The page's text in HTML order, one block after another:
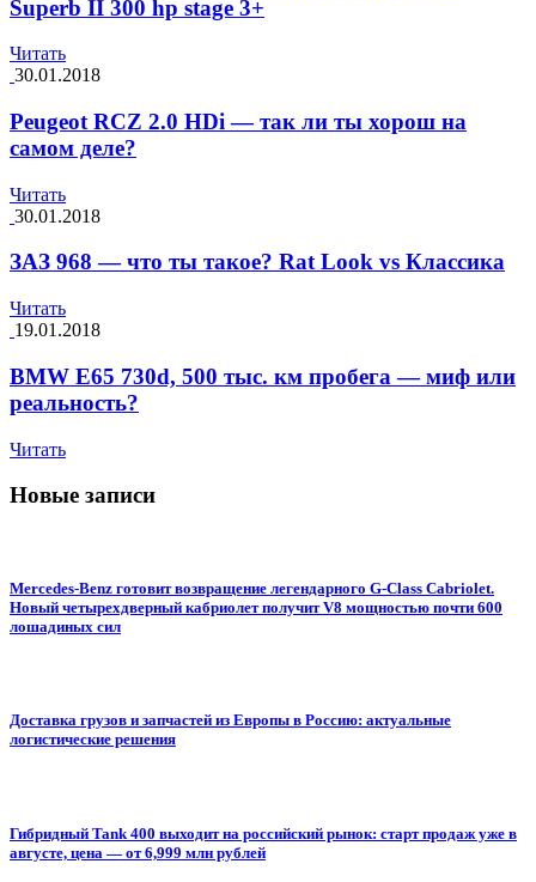
Superb II 300 hp stage 3+
Читать
30.01.2018
Peugeot RCZ 2.0 HDi — так ли ты хорош на
самом деле?
Читать
30.01.2018
ЗАЗ 968 — что ты такое? Rat Look vs Классика
Читать
19.01.2018
BMW E65 730d, 500 тыс. км пробега — миф или
реальность?
Читать
Новые записи
Mercedes-Benz готовит возвращение легендарного G-Class Cabriolet.
Новый четырехдверный кабриолет получит V8 мощностью почти 600
лошадиных сил
Доставка грузов и запчастей из Европы в Россию: актуальные
логистические решения
Гибридный Tank 400 выходит на российский рынок: старт продаж уже в
августе, цена — от 6,999 млн рублей